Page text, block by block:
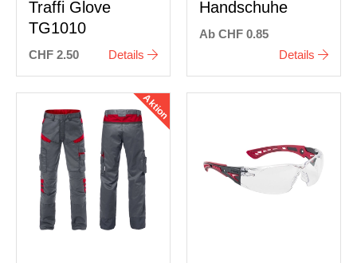
Traffi Glove
TG1010
CHF 2.50 Details
Handschuhe
Ab CHF 0.85
Details
Aktion